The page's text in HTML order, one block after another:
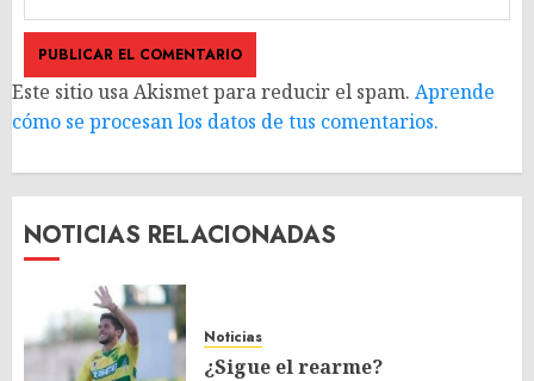
Este sitio usa Akismet para reducir el spam. Aprende
cómo se procesan los datos de tus comentarios.
NOTICIAS RELACIONADAS
Noticias
¿Sigue el rearme?